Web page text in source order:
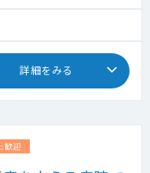
マ/週
3～5件、訪問体制：看
施設の割合：ほぼ居宅
無：有（月1～2件）
詳細をみる
歓迎